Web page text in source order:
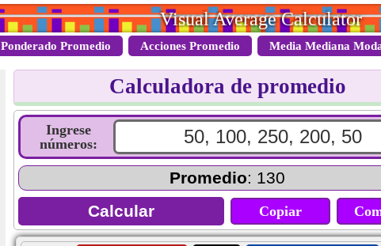
Visual Average Calculator
Ponderado Promedio Acciones Promedio Media Mediana
Calculadora de promedio
Ingrese
números:
Promedio: 130
Copiar